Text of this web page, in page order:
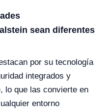
sean diferentes
por su tecnología
integrados y
lo que las convierte en
entorno